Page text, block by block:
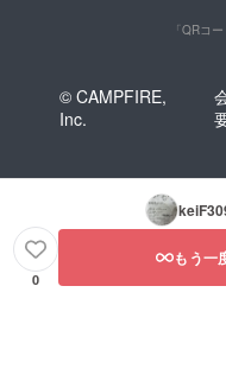
「QRコ
© CAMPFIRE,
Inc.
0
もう一